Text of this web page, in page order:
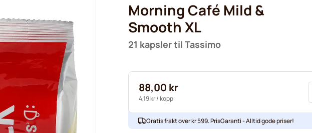
Morning Café Mild &
Smooth XL
21 kapsler til Tassimo
88,00 kr
4,19 kr/ kopp
Gratis frakt over kr 599. PrisGaranti - Alltid gode priser!